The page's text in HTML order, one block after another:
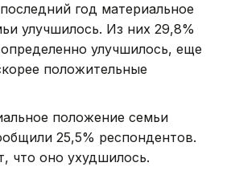
год материальное
улучшилось. Из них 29,8%
улучшилось, еще
положительные
положение семьи
25,5% респондентов.
что оно ухудшилось.